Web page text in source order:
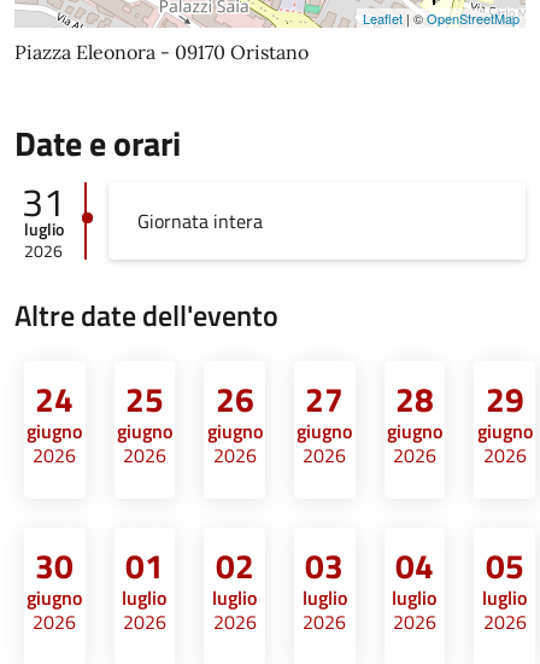
Leaflet | ©OpenStreetMap
Piazza Eleonora - 09170 Oristano
Date e orari
31
luglio
2026
Giornata intera
Altre date dell'evento
24
giugno
2026
25
giugno
2026
26
giugno
2026
27
giugno
2026
28
giugno
2026
29
giugno
2026
30
giugno
2026
01
luglio
2026
02
luglio
2026
03
luglio
2026
04
luglio
2026
05
luglio
2026